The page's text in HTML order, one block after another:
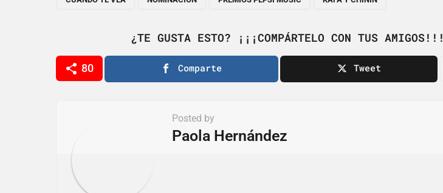
i
n
¿TE GUSTA ESTO? ¡¡¡COMPÁRTELO CON TUS AMIGOS!!!
80 Comparte Tweet
Posted by
Paola Hernández